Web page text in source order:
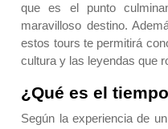
que es el punto
maravilloso destino.
estos tours te permitirá
cultura y las leyendas que
¿Qué es el
Según la experiencia de